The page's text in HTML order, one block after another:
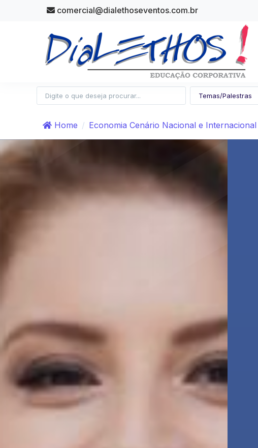
comercial@dialethoseventos.com.br
Home Economia Cenário Nacional e Internacional